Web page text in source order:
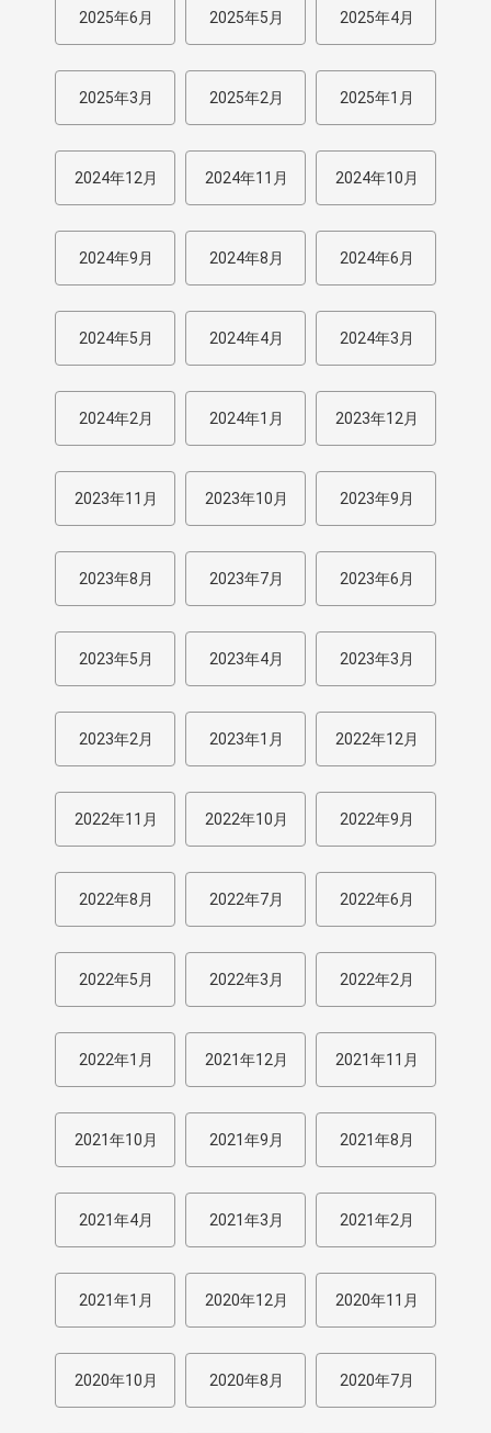
2025年6月 2025年5月 2025年4月
2025年3月 2025年2月 2025年1月
2024年12月 2024年11月 2024年10月
2024年9月 2024年8月 2024年6月
2024年5月 2024年4月 2024年3月
2024年2月 2024年1月 2023年12月
2023年11月 2023年10月 2023年9月
2023年8月 2023年7月 2023年6月
2023年5月 2023年4月 2023年3月
2023年2月 2023年1月 2022年12月
2022年11月 2022年10月 2022年9月
2022年8月 2022年7月 2022年6月
2022年5月 2022年3月 2022年2月
2022年1月 2021年12月 2021年11月
2021年10月 2021年9月 2021年8月
2021年4月 2021年3月 2021年2月
2021年1月 2020年12月 2020年11月
2020年10月 2020年8月 2020年7月